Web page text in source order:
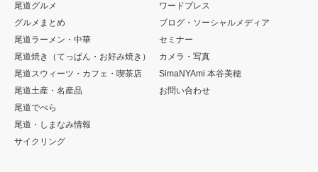
尾道グルメ
グルメまとめ
尾道ラーメン・中華
尾道焼き（てっぱん・お好み焼き）
尾道スウィーツ・カフェ・喫茶店
尾道土産・名産品
尾道でべら
尾道・しまなみ情報
サイクリング
ワードプレス
ブログ・ソーシャルメディア
セミナー
カメラ・写真
SimaNYAmi 本谷美穂
お問い合わせ